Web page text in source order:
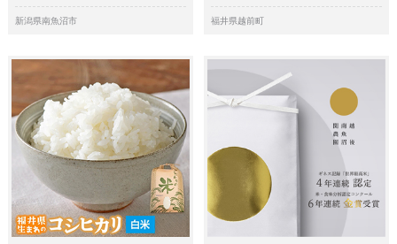
新潟県南魚沼市 福井県越前町